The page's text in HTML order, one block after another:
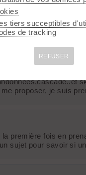
proposer, je suis
première fois en
sujet pour savoir si
tiers succeptibles
de tracking
REFUSER